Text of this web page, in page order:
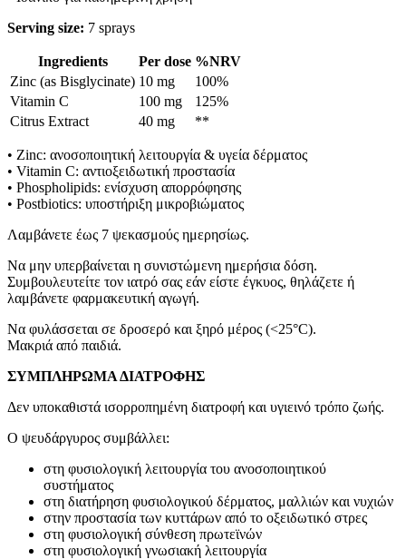
Serving size: 7 sprays
Ingredients Per dose %NRV
Zinc (as Bisglycinate) 10 mg
100%
Vitamin C
100 mg
125%
Citrus Extract
40 mg **
• Zinc: ανοσοποιητική λειτουργία & υγεία δέρματος
• Vitamin C: αντιοξειδωτική προστασία
• Phospholipids: ενίσχυση απορρόφησης
• Postbiotics: υποστήριξη μικροβιώματος
Λαμβάνετε έως 7 ψεκασμούς ημερησίως.
Να μην υπερβαίνεται η συνιστώμενη ημερήσια δόση.
Συμβουλευτείτε τον ιατρό σας εάν είστε έγκυος, θηλάζετε ή
λαμβάνετε φαρμακευτική αγωγή.
Να φυλάσσεται σε δροσερό και ξηρό μέρος (<25°C).
Μακριά από παιδιά.
ΣΥΜΠΛΗΡΩΜΑ ΔΙΑΤΡΟΦΗΣ
Δεν υποκαθιστά ισορροπημένη διατροφή και υγιεινό τρόπο ζωής.
Ο ψευδάργυρος συμβάλλει:
στη φυσιολογική λειτουργία του ανοσοποιητικού
συστήματος
στη διατήρηση φυσιολογικού δέρματος, μαλλιών και νυχιών
στην προστασία των κυττάρων από το οξειδωτικό στρες
στη φυσιολογική σύνθεση πρωτεϊνών
στη φυσιολογική γνωσιακή λειτουργία